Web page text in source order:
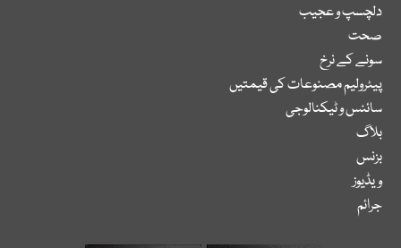
دلچسپ و عجیب
صحت
سونے کے نرخ
پیٹرولیم مصنوعات کی قیمتیں
سائنس و ٹیکنالوجی
بلاگ
بزنس
ویڈیوز
جرائم